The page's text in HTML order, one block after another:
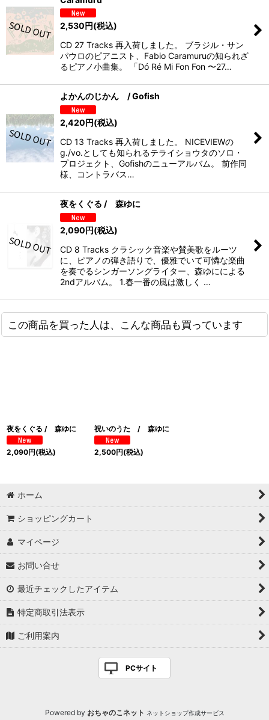
2,530円(税込)
CD 27 Tracks 再入荷しました。 ブラジル・サン
パウロのピアニスト、Fabio Caramuruの知られざ
るピアノ小曲集。 「Dó Ré Mi Fon Fon 〜27…
よかんのじかん / Gofish
2,420円(税込)
CD 13 Tracks 再入荷しました。 NICEVIEWの
g./vo.としても知られるテライショウタのソロ・
プロジェクト、Gofishのニューアルバム。 前作同
様、コントラバス…
夜をくぐる / 森ゆに
2,090円(税込)
CD 8 Tracks クラシック音楽や賛美歌をルーツ
に、ピアノの弾き語りで、優雅でいて可憐な楽曲
を奏でるシンガーソングライター、森ゆにによる
2ndアルバム。 1.春一番の風は激しく …
この商品を買った人は、こんな商品も買っています
夜をくぐる / 森ゆに
2,090円(税込)
祝いのうた / 森ゆに
2,500円(税込)
ホーム
ショッピングカート
マイページ
お問い合せ
最近チェックしたアイテム
特定商取引法表示
ご利用案内
PCサイト
Powered by おちゃのこネット ネットショップ作成サービス